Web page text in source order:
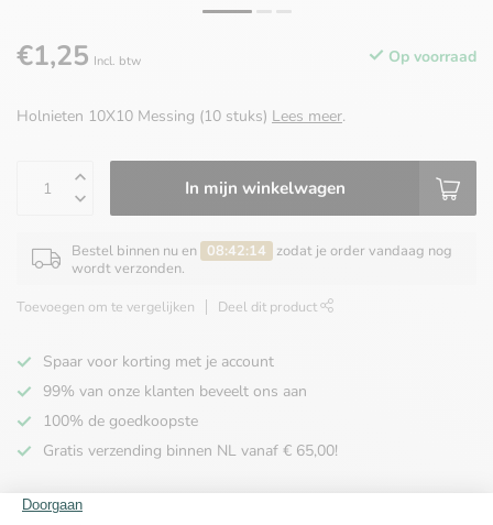
€1,25 Incl. btw Op voorraad
Holnieten 10X10 Messing (10 stuks) Lees meer.
In mijn winkelwagen
Bestel binnen nu en 08:42:14
zodat je order vandaag nog
wordt verzonden.
Toevoegen om te vergelijken Deel dit product
Spaar voor korting met je account
99% van onze klanten beveelt ons aan
100% de goedkoopste
Gratis verzending binnen NL vanaf € 65,00!